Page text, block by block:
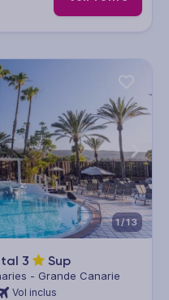
1/13
3 Sup
- Grande Canarie
Vol inclus